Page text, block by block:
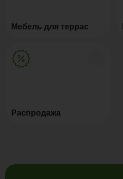
Мебель для террас
Распродажа